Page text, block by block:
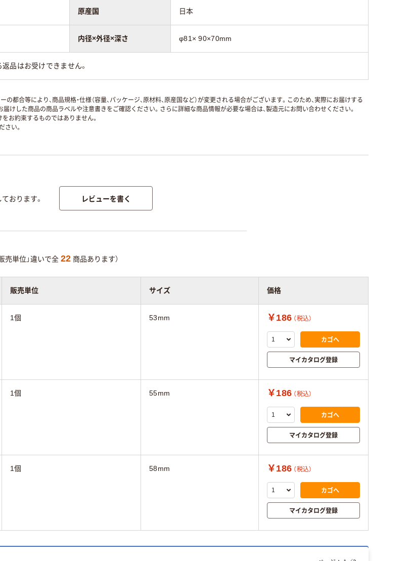
原産国 日本
内径×外径×深さ φ81× 90×70mm
返品はお受けできません。
合等により、商品規格・仕様（容量、パッケージ、原材料、原産国など）が変更される場合がございます。このため、実際にお届けする
けした商品の商品ラベルや注意書きをご確認ください。さらに詳細な商品情報が必要な場合は、製造元にお問い合わせください。
をお約束するものではありません。
さい。
おります。 レビューを書く
販売単位」違いで全 22 商品あります）
販売単位 サイズ 価格
1個 53mm ￥186 （税込）
カゴへ
マイカタログ登録
1個 55mm ￥186 （税込）
カゴへ
マイカタログ登録
1個 58mm ￥186 （税込）
カゴへ
マイカタログ登録